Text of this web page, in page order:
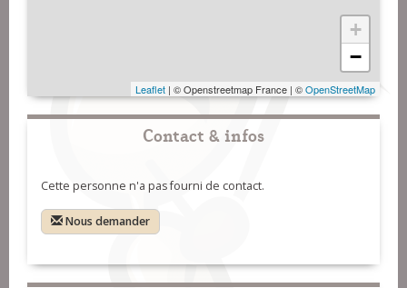
+
−
Leaflet | © Openstreetmap France | ©OpenStreetMap
Contact & infos
Cette personne n'a pas fourni de contact.
Nous demander